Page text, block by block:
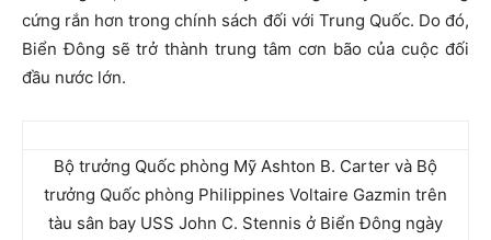
cứng rắn hơn trong chính sách đối với Trung Quốc. Do đó,
Biển Đông sẽ trở thành trung tâm cơn bão của cuộc đối
đầu nước lớn.
Bộ trưởng Quốc phòng Mỹ Ashton B. Carter và Bộ
trưởng Quốc phòng Philippines Voltaire Gazmin trên
tàu sân bay USS John C. Stennis ở Biển Đông ngày